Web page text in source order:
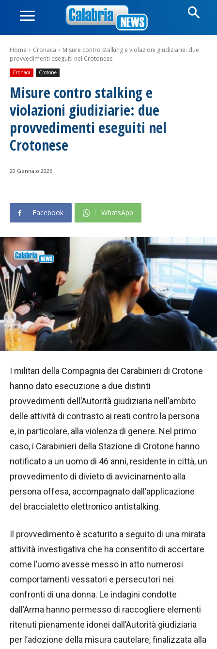
Home Cronaca
Misure contro stalking e violazioni giudiziarie: due
provvedimenti eseguiti nel Crotonese
Cronaca Crotone
Misure contro stalking e
violazioni giudiziarie: due
provvedimenti eseguiti nel
Crotonese
20 Gennaio 2026
Facebook WhatsApp
I militari della Compagnia dei Carabinieri di Crotone
hanno dato esecuzione a due distinti
provvedimenti dell’Autorità giudiziaria nell’ambito
delle attività di contrasto ai reati contro la persona
e, in particolare, alla violenza di genere. Nel primo
caso, i Carabinieri della Stazione di Crotone hanno
notificato a un uomo di 46 anni, residente in città, un
provvedimento di divieto di avvicinamento alla
persona offesa, accompagnato dall’applicazione
del braccialetto elettronico antistalking.
Il provvedimento è scaturito a seguito di una mirata
attività investigativa che ha consentito di accertare
come l’uomo avesse messo in atto numerosi
comportamenti vessatori e persecutori nei
confronti di una donna. Le indagini condotte
dall’Arma hanno permesso di raccogliere elementi
ritenuti pienamente idonei dall’Autorità giudiziaria
per l’adozione della misura cautelare, finalizzata alla